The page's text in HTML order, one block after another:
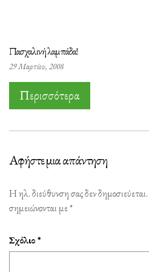
Πασχαλινή λαμπάδα!
29 Μαρτίου, 2008
Περισσότερα
Αφήστε μια απάντηση
Η ηλ. διεύθυνση σας δεν δημοσιεύεται.
σημειώνονται με*
Σχόλιο*